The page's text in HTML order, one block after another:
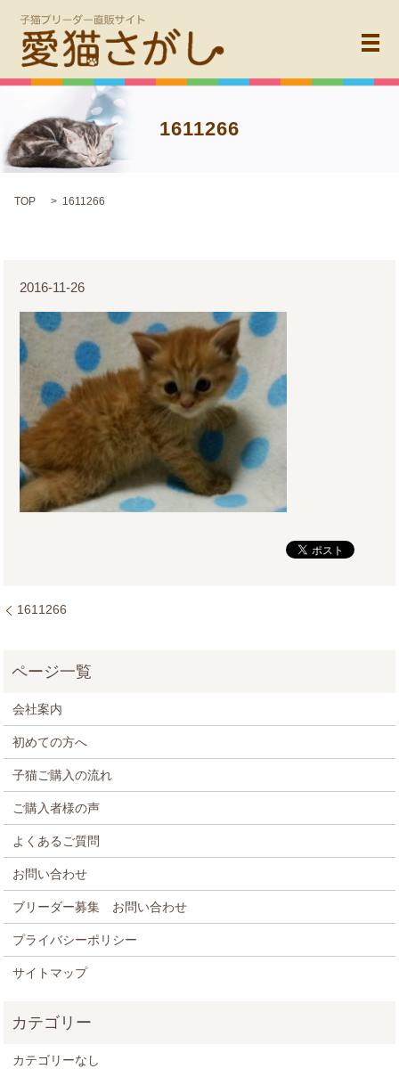
メ
1611266
TOP 1611266
2016-11-26
1611266
会社案内
初めての方へ
子猫ご購入の流れ
ご購入者様の声
よくあるご質問
お問い合わせ
ブリーダー募集 お問い合わせ
プライバシーポリシー
サイトマップ
カテゴリーなし